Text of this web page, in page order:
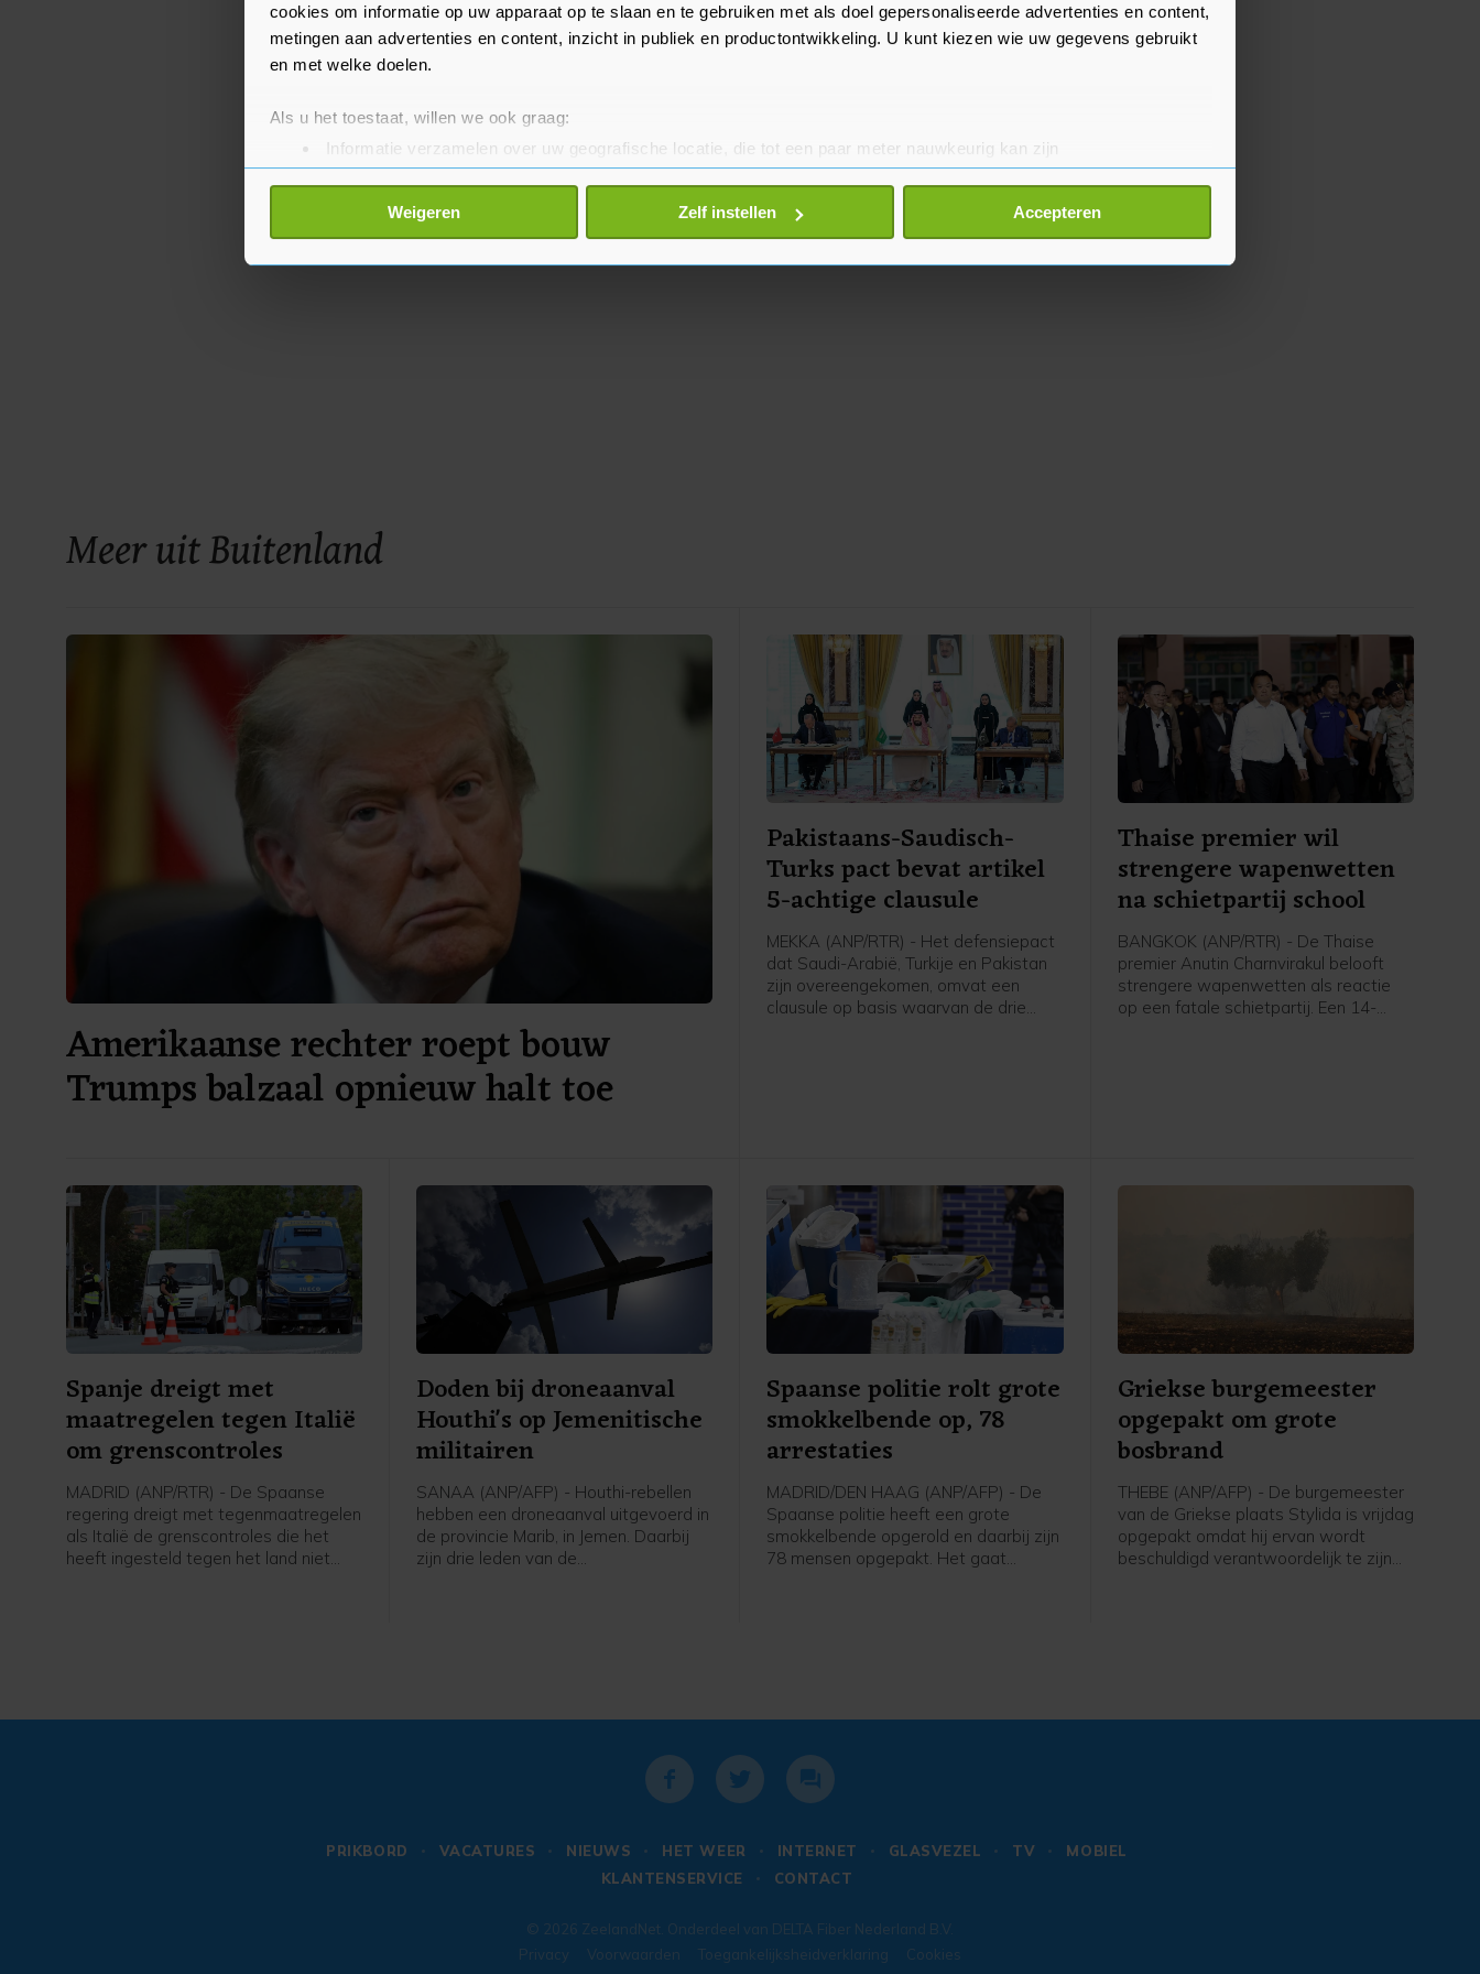
cookies om informatie op uw apparaat op te slaan en te gebruiken met als doel gepersonaliseerde advertenties en content,
metingen aan advertenties en content, inzicht in publiek en productontwikkeling. U kunt kiezen wie uw gegevens gebruikt
en met welke doelen.
Als u het toestaat, willen we ook graag:
Informatie verzamelen over uw geografische locatie, die tot een paar meter nauwkeurig kan zijn
Uw apparaat identificeren door het actief te scannen op specifieke eigenschappen (fingerprinting)
Lees meer over hoe uw persoonlijke gegevens worden verwerkt en stel uw voorkeuren in het
detailgedeelte
toestemming op elk moment wijzigen of intrekken in de Cookieverklaring.
Weigeren Zelf instellen Accepteren
Meer uit Buitenland
Amerikaanse rechter roept bouw
Trumps balzaal opnieuw halt toe
Pakistaans-Saudisch-
Turks pact bevat artikel
5-achtige clausule
MEKKA (ANP/RTR) - Het defensiepact
dat Saudi-Arabië, Turkije en Pakistan
zijn overeengekomen, omvat een
clausule op basis waarvan de drie
NAVO. Ook worden afspraken
gemaakt over intensievere
defensiesamenwerking.
Thaise premier wil
strengere wapenwetten
na schietpartij school
BANGKOK (ANP/RTR) - De Thaise
premier Anutin Charnvirakul belooft
strengere wapenwetten als reactie
op een fatale schietpartij. Een 14-
Spanje dreigt met
maatregelen tegen Italië
om grenscontroles
MADRID (ANP/RTR) - De Spaanse
regering dreigt met tegenmaatregelen
als Italië de grenscontroles die het
heeft ingesteld tegen het land niet
Doden bij droneaanval
Houthi's op Jemenitische
militairen
SANAA (ANP/AFP) - Houthi-rebellen
hebben een droneaanval uitgevoerd in
de provincie Marib, in Jemen. Daarbij
zijn drie leden van de
Spaanse politie rolt grote
smokkelbende op, 78
arrestaties
MADRID/DEN HAAG (ANP/AFP) - De
Spaanse politie heeft een grote
smokkelbende opgerold en daarbij zijn
78 mensen opgepakt. Het gaat
Griekse burgemeester
opgepakt om grote
bosbrand
THEBE (ANP/AFP) - De burgemeester
van de Griekse plaats Stylida is vrijdag
opgepakt omdat hij ervan wordt
beschuldigd verantwoordelijk te zijn
PRIKBORD VACATURES NIEUWS HET WEER INTERNET GLASVEZEL TV
MOBIEL
KLANTENSERVICE
CONTACT
© 2026 ZeelandNet . Onderdeel van DELTA Fiber Nederland B.V.
Privacy
Voorwaarden Toegankelijksheidverklaring Cookies